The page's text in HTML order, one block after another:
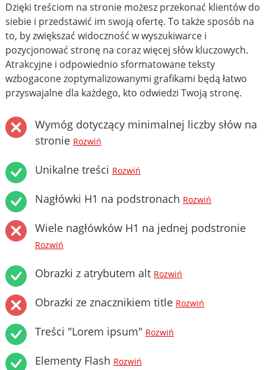
Dzięki treściom na stronie możesz przekonać klientów do
siebie i przedstawić im swoją ofertę. To także sposób na
to, by zwiększać widoczność w wyszukiwarce i
pozycjonować stronę na coraz więcej słów kluczowych.
Atrakcyjne i odpowiednio sformatowane teksty
wzbogacone zoptymalizowanymi grafikami będą łatwo
przyswajalne dla każdego, kto odwiedzi Twoją stronę.
Wymóg dotyczący minimalnej liczby słów na
stronie Rozwiń
Unikalne treści Rozwiń
Nagłówki H1 na podstronach Rozwiń
Wiele nagłówków H1 na jednej podstronie
Rozwiń
Obrazki z atrybutem alt Rozwiń
Obrazki ze znacznikiem title Rozwiń
Treści "Lorem ipsum" Rozwiń
Elementy Flash Rozwiń